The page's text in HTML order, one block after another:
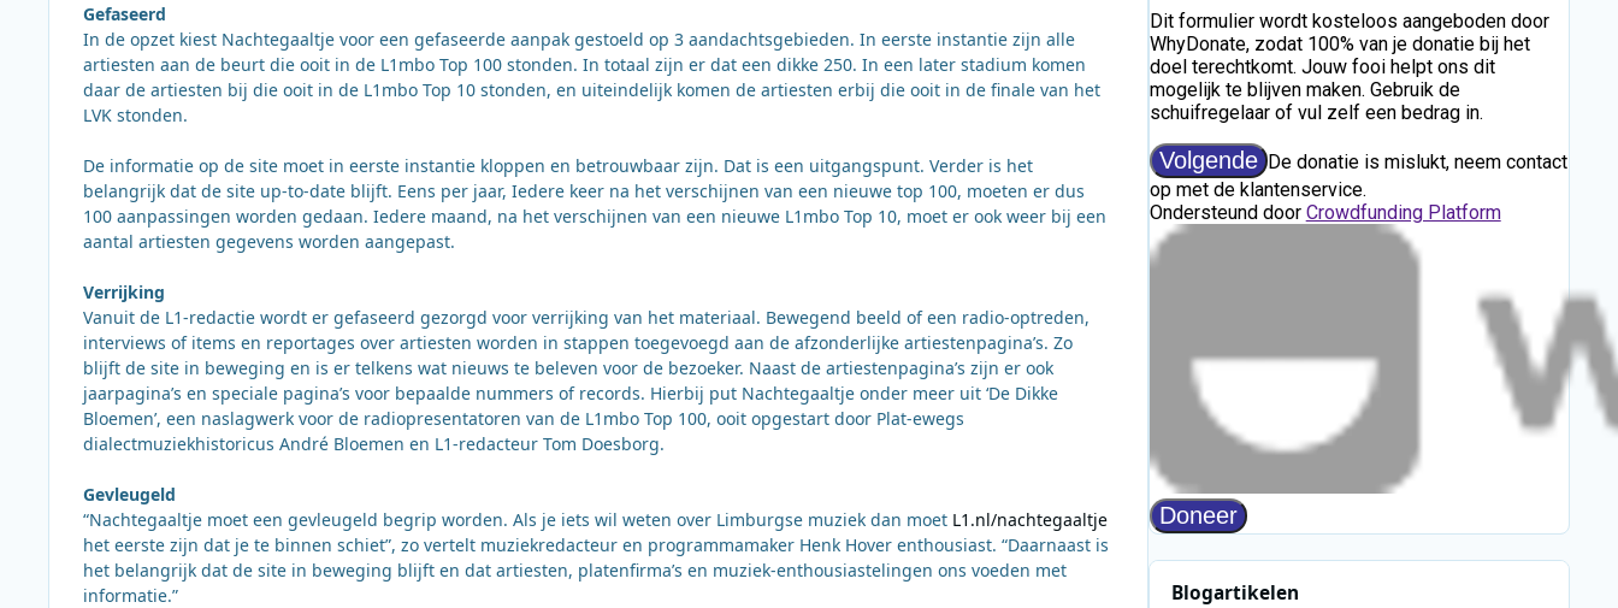
Gefaseerd
In de opzet kiest Nachtegaaltje voor een gefaseerde aanpak gestoeld op 3 aandachtsgebieden. In eerste instantie zijn alle
artiesten aan de beurt die ooit in de L1mbo Top 100 stonden. In totaal zijn er dat een dikke 250. In een later stadium komen
daar de artiesten bij die ooit in de L1mbo Top 10 stonden, en uiteindelijk komen de artiesten erbij die ooit in de finale van het
LVK stonden.
De informatie op de site moet in eerste instantie kloppen en betrouwbaar zijn. Dat is een uitgangspunt. Verder is het
belangrijk dat de site up-to-date blijft. Eens per jaar, Iedere keer na het verschijnen van een nieuwe top 100, moeten er dus
100 aanpassingen worden gedaan. Iedere maand, na het verschijnen van een nieuwe L1mbo Top 10, moet er ook weer bij een
aantal artiesten gegevens worden aangepast.
Verrijking
Vanuit de L1-redactie wordt er gefaseerd gezorgd voor verrijking van het materiaal. Bewegend beeld of een radio-optreden,
interviews of items en reportages over artiesten worden in stappen toegevoegd aan de afzonderlijke artiestenpagina’s. Zo
blijft de site in beweging en is er telkens wat nieuws te beleven voor de bezoeker. Naast de artiestenpagina’s zijn er ook
jaarpagina’s en speciale pagina’s voor bepaalde nummers of records. Hierbij put Nachtegaaltje onder meer uit ‘De Dikke
Bloemen’, een naslagwerk voor de radiopresentatoren van de L1mbo Top 100, ooit opgestart door Plat-ewegs
dialectmuziekhistoricus André Bloemen en L1-redacteur Tom Doesborg.
Gevleugeld
“Nachtegaaltje moet een gevleugeld begrip worden. Als je iets wil weten over Limburgse muziek dan moet L1.nl/nachtegaaltje
het eerste zijn dat je te binnen schiet”, zo vertelt muziekredacteur en programmamaker Henk Hover enthousiast. “Daarnaast is
het belangrijk dat de site in beweging blijft en dat artiesten, platenfirma’s en muziek-enthousiastelingen ons voeden met
informatie.”
Blogartikelen